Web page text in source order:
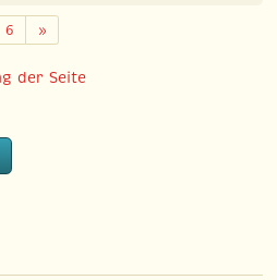
6 »Weiter
der Seite